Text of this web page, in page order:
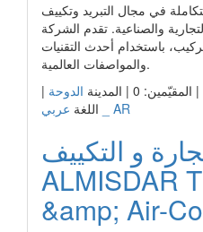
في مجال التبريد وتكييف
والصناعية. تقدم الشركة
باستخدام أحدث التقنيات
والمواصفات العالمية.
الدوحة |
اللغة عربي _ AR
و التكييف -
ALMISDAR
&amp; Air-